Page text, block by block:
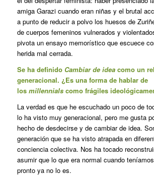
amiga Garazi cuando eran niñas y el brutal
a punto de reducir a polvo los huesos de
de cuerpos femeninos vulnerados y
pivota un ensayo memorístico que escuece
herida mal cerrada.
Se ha definido Cambiar de ideacomo un
generacional. ¿Es una forma de hablar de
los millennialscomo frágiles
La verdad es que he escuchado un poco de
lo ha visto muy generacional, pero me gusta
hecho de desdecirse y de cambiar de idea.
generación que se ha visto atrapada en
conciencia colectiva. Nos ha tocado
asumir que lo que era normal cuando
pronto ya no lo es.